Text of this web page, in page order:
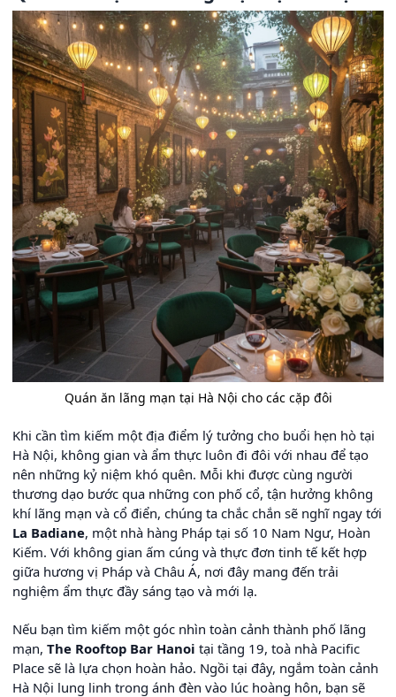
Quán ăn lãng mạn tại Hà Nội cho các cặp đôi
Khi cần tìm kiếm một địa điểm lý tưởng cho buổi hẹn hò tại
Hà Nội, không gian và ẩm thực luôn đi đôi với nhau để tạo
nên những kỷ niệm khó quên. Mỗi khi được cùng người
thương dạo bước qua những con phố cổ, tận hưởng không
khí lãng mạn và cổ điển, chúng ta chắc chắn sẽ nghĩ ngay tới
La Badiane, một nhà hàng Pháp tại số 10 Nam Ngư, Hoàn
Kiếm. Với không gian ấm cúng và thực đơn tinh tế kết hợp
giữa hương vị Pháp và Châu Á, nơi đây mang đến trải
nghiệm ẩm thực đầy sáng tạo và mới lạ.
Nếu bạn tìm kiếm một góc nhìn toàn cảnh thành phố lãng
mạn, The Rooftop Bar Hanoi tại tầng 19, toà nhà Pacific
Place sẽ là lựa chọn hoàn hảo. Ngồi tại đây, ngắm toàn cảnh
Hà Nội lung linh trong ánh đèn vào lúc hoàng hôn, bạn sẽ